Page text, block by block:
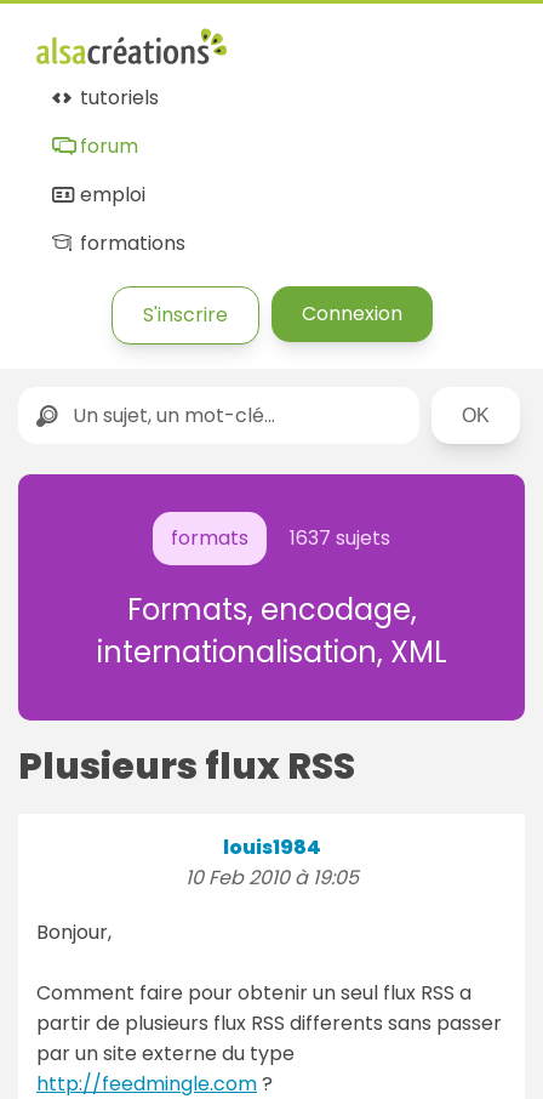
tutoriels
forum
emploi
formations
S'inscrire Connexion
Rechercher
formats 1637 sujets
Formats, encodage,
internationalisation, XML
Plusieurs flux RSS
louis1984
10 Feb 2010 à 19:05
Bonjour,
Comment faire pour obtenir un seul flux RSS a
partir de plusieurs flux RSS differents sans passer
par un site externe du type
http://feedmingle.com?